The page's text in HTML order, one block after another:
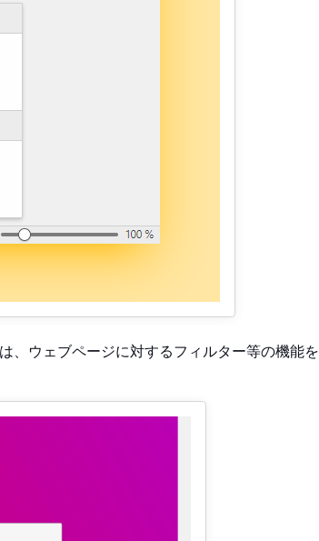
、ウェブページに対するフィルター等の機能を